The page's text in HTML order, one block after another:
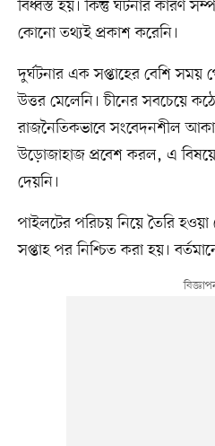
বিধ্বস্ত হয়। কিন্তু ঘটনার কারণ
কোনো তথ্যই প্রকাশ করেনি।
দুর্ঘটনার এক সপ্তাহের বেশি সময়
উত্তর মেলেনি। চীনের সবচেয়ে
রাজনৈতিকভাবে সংবেদনশীল
উড়োজাহাজ প্রবেশ করল, এ বিষয়ে
দেয়নি।
পাইলটের পরিচয় নিয়ে তৈরি
সপ্তাহ পর নিশ্চিত করা হয়।